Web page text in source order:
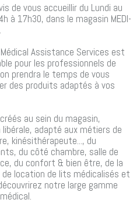
de vous accueillir du Lundi au
à 17h30, dans le magasin MEDI-
Assistance Services est
pour les professionnels de
prendra le temps de vous
des produits adaptés à vos
au sein du magasin,
adapté aux métiers de
kinésithérapeute..., du
du côté chambre, salle de
du confort & bien être, de la
location de lits médicalisés et
notre large gamme